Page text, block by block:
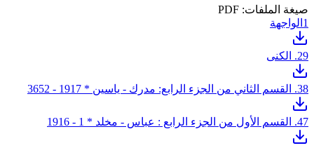
صيغة الملفات: PDF
1 الواجهة
29. الكنى
38. القسم الثاني من الجزء الرابع: مدرك - ياسين * 1917 - 3652
47. القسم الأول من الجزء الرابع : عباس - مخلد * 1 - 1916